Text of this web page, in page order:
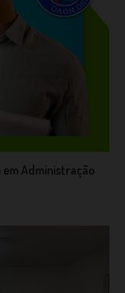
em Administração